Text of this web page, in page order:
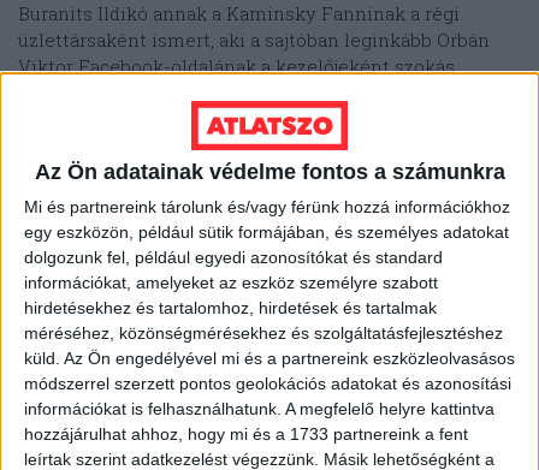
Az Ön adatainak védelme fontos a számunkra
Mi és partnereink tárolunk és/vagy férünk hozzá információkhoz
egy eszközön, például sütik formájában, és személyes adatokat
dolgozunk fel, például egyedi azonosítókat és standard
információkat, amelyeket az eszköz személyre szabott
hirdetésekhez és tartalomhoz, hirdetések és tartalmak
méréséhez, közönségmérésekhez és szolgáltatásfejlesztéshez
küld. Az Ön engedélyével mi és a partnereink eszközleolvasásos
módszerrel szerzett pontos geolokációs adatokat és azonosítási
információkat is felhasználhatunk. A megfelelő helyre kattintva
hozzájárulhat ahhoz, hogy mi és a 1733 partnereink a fent
leírtak szerint adatkezelést végezzünk. Másik lehetőségként a
Buranits Ildikó annak a Kaminsky Fanninak a régi
üzlettársaként ismert, aki a sajtóban leginkább Orbán
Viktor Facebook-oldalának a kezelőjeként szokás
Orbán bulvársajtó-kapcsolatainak kiépítésében, és a 444
a legutóbbi választási kampány során a
leköszönő miniszterelnök környezetének kifejezetten
befolyásos szereplővé vált.
Kaminski és Buranits párosát már a Rogán Antal
polgármestersége idején zajlott belvárosi ingatlanügyek
vonatkozásában is együttemlegettékanno, de a két nő
kapcsolata mindmáig tart: Kaminski&Buranits
Kommunikációs Tanácsadó Kft. néven közös cégük is
van. A két Szűcs az Átlátszónak azt írta: Kaminskyval
felületes köszönőviszonyban állnak, míg Buranits-csal
kizárólag a cégátvétel ügyében találkoztak.